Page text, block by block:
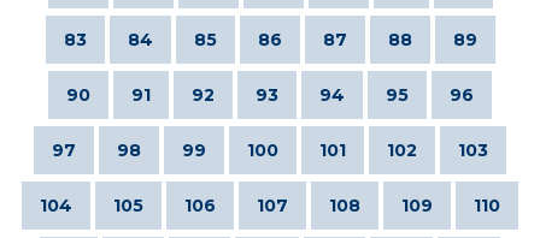
83 84 85 86 87 88 89
90 91 92 93 94 95 96
97 98 99 100 101 102 103
104 105 106 107 108 109 110